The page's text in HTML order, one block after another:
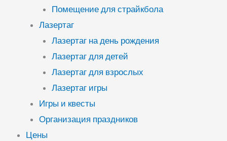
Помещение для страйкбола
Лазертаг
Лазертаг на день рождения
Лазертаг для детей
Лазертаг для взрослых
Лазертаг игры
Игры и квесты
Организация праздников
Цены